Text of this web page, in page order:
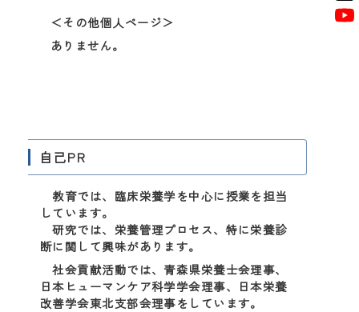
＜その他個人ページ＞
ありません。
自己PR
教育では、臨床栄養学を中心に授業を担当
しています。
研究では、栄養管理プロセス、特に栄養診
断に関して興味があります。
社会貢献活動では、青森県栄養士会理事、
日本ヒューマンケア科学学会理事、日本栄養
改善学会東北支部会理事をしています。